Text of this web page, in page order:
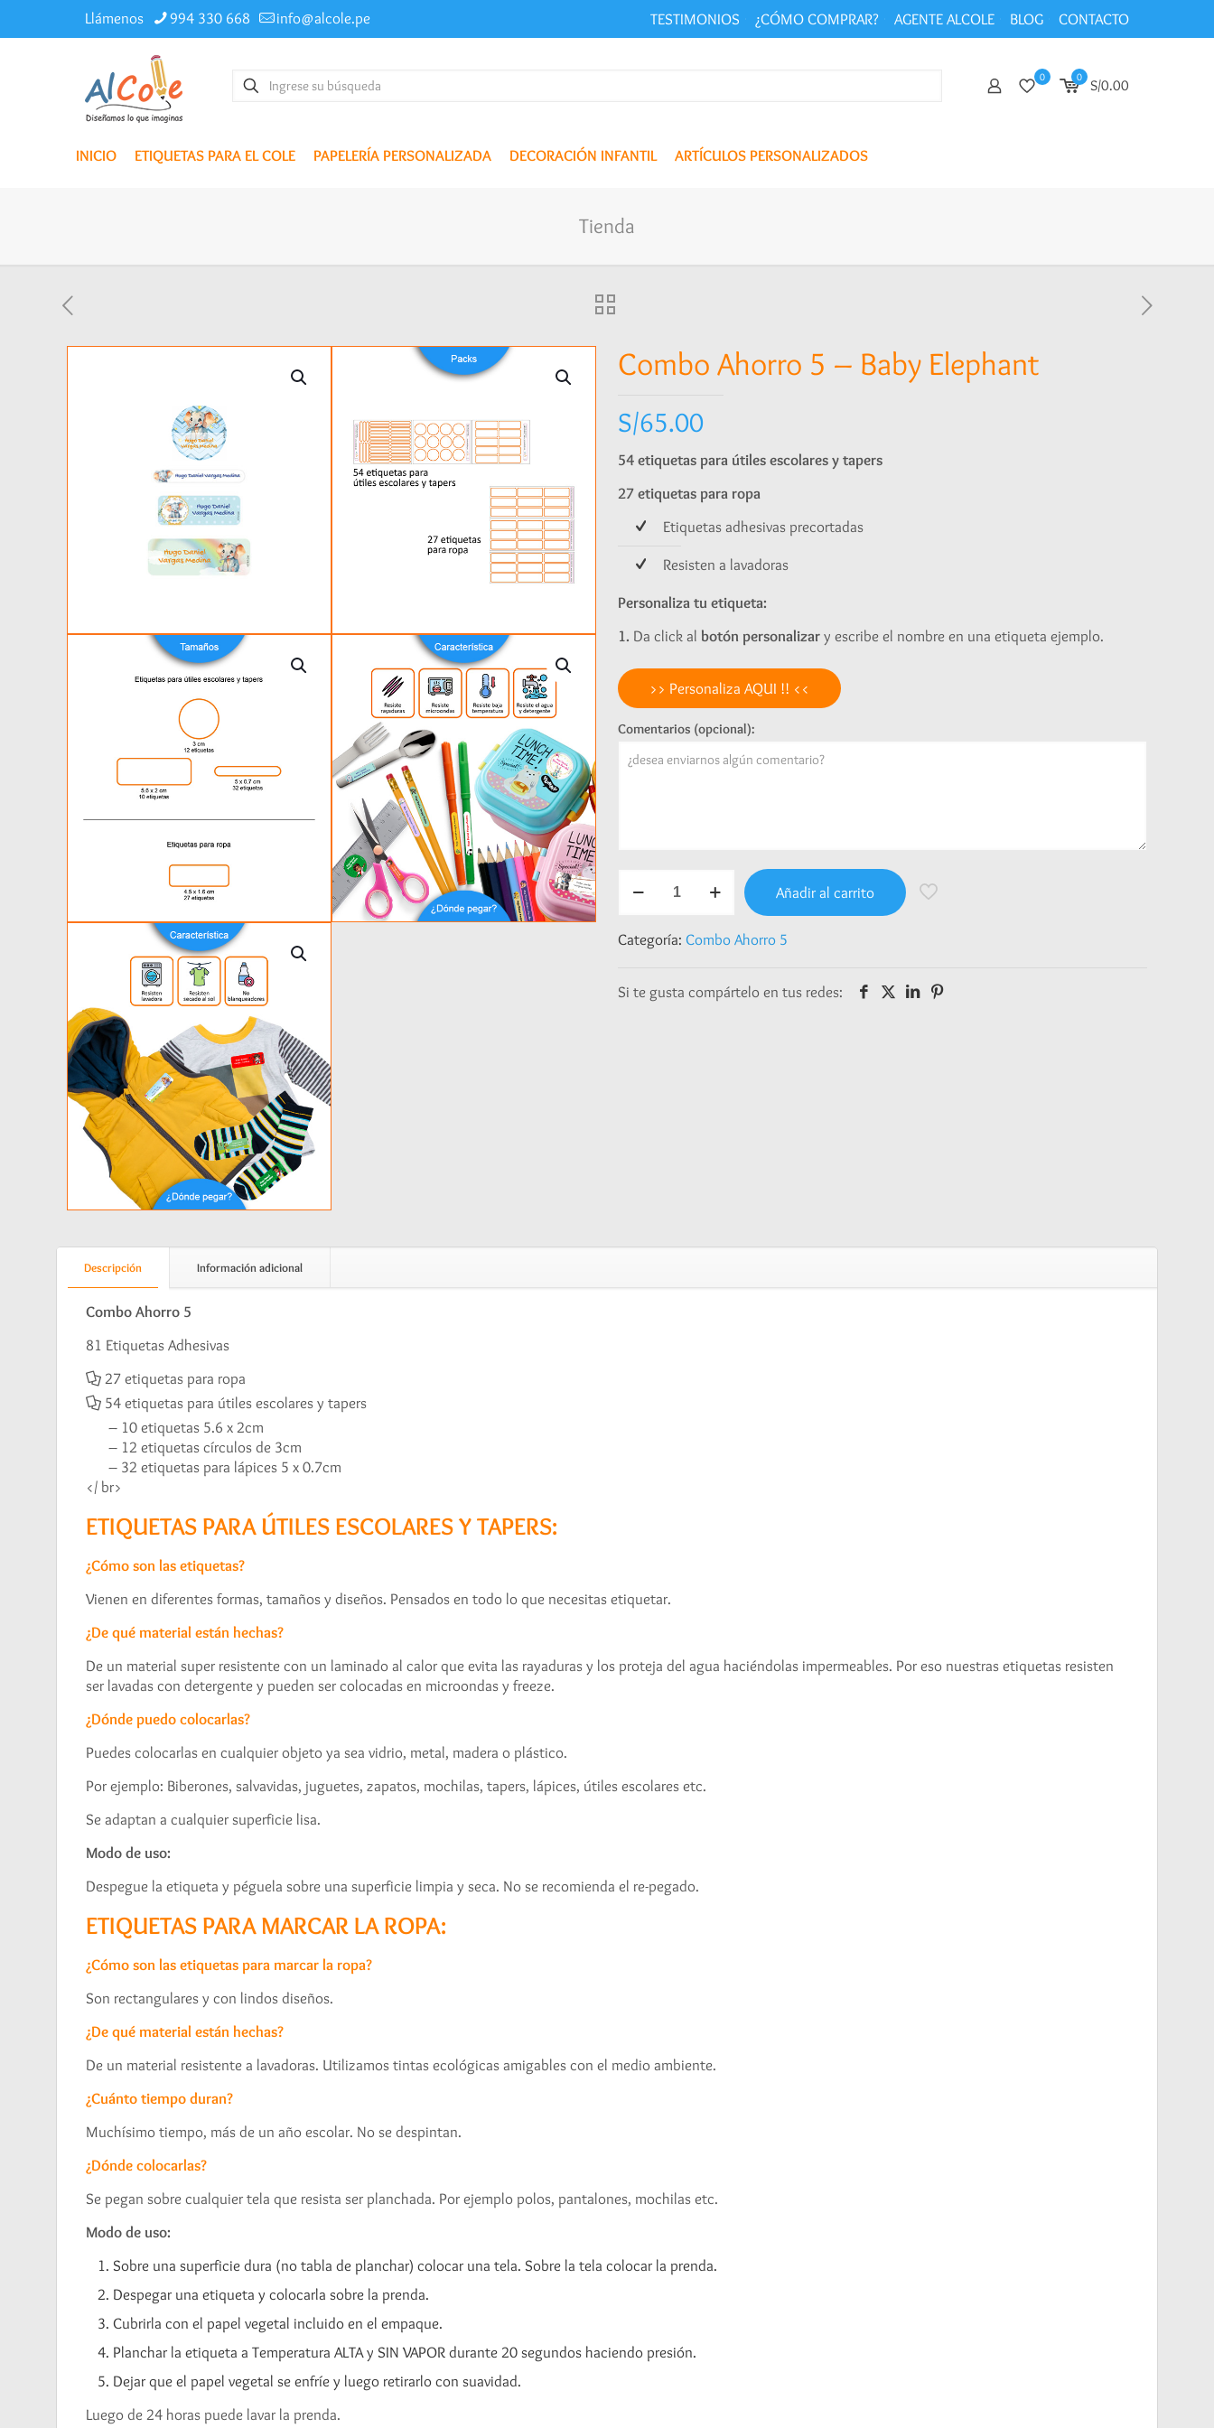
Llámenos 994 330 668 info@alcole.pe TESTIMONIOS ¿CÓMO COMPRAR? AGENTE ALCOLE BLOG CONTACTO
0 0 S/0.00
INICIO ETIQUETAS PARA EL COLE PAPELERÍA PERSONALIZADA DECORACIÓN INFANTIL ARTÍCULOS PERSONALIZADOS
Tienda
Combo Ahorro 5 – Baby Elephant
S/65.00
54 etiquetas para útiles escolares y tapers
27 etiquetas para ropa
Etiquetas adhesivas precortadas
Resisten a lavadoras
Personaliza tu etiqueta:
1. Da click al botón personalizar y escribe el nombre en una etiqueta ejemplo.
>> Personaliza AQUI !! <<
Comentarios (opcional):
Ahorro
-
cantidad
Añadir al carrito
Categoría: Combo Ahorro 5
Si te gusta compártelo en tus redes:
Descripción Información adicional
Combo Ahorro 5
81 Etiquetas Adhesivas
27 etiquetas para ropa
54 etiquetas para útiles escolares y tapers
– 10 etiquetas 5.6 x 2cm
– 12 etiquetas círculos de 3cm
– 32 etiquetas para lápices 5 x 0.7cm
</ br>
ETIQUETAS PARA ÚTILES ESCOLARES Y TAPERS:
¿Cómo son las etiquetas?
Vienen en diferentes formas, tamaños y diseños. Pensados en todo lo que necesitas etiquetar.
¿De qué material están hechas?
De un material super resistente con un laminado al calor que evita las rayaduras y los proteja del agua haciéndolas impermeables. Por eso nuestras etiquetas resisten
ser lavadas con detergente y pueden ser colocadas en microondas y freeze.
¿Dónde puedo colocarlas?
Puedes colocarlas en cualquier objeto ya sea vidrio, metal, madera o plástico.
Por ejemplo: Biberones, salvavidas, juguetes, zapatos, mochilas, tapers, lápices, útiles escolares etc.
Se adaptan a cualquier superficie lisa.
Modo de uso:
Despegue la etiqueta y péguela sobre una superficie limpia y seca. No se recomienda el re-pegado.
ETIQUETAS PARA MARCAR LA ROPA:
¿Cómo son las etiquetas para marcar la ropa?
Son rectangulares y con lindos diseños.
¿De qué material están hechas?
De un material resistente a lavadoras. Utilizamos tintas ecológicas amigables con el medio ambiente.
¿Cuánto tiempo duran?
Muchísimo tiempo, más de un año escolar. No se despintan.
¿Dónde colocarlas?
Se pegan sobre cualquier tela que resista ser planchada. Por ejemplo polos, pantalones, mochilas etc.
Modo de uso:
Sobre una superficie dura (no tabla de planchar) colocar una tela. Sobre la tela colocar la prenda.
Despegar una etiqueta y colocarla sobre la prenda.
Cubrirla con el papel vegetal incluido en el empaque.
Planchar la etiqueta a Temperatura ALTA y SIN VAPOR durante 20 segundos haciendo presión.
Dejar que el papel vegetal se enfríe y luego retirarlo con suavidad.
Luego de 24 horas puede lavar la prenda.